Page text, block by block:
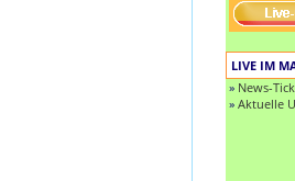
LIVE IM
» News-
» Aktuelle